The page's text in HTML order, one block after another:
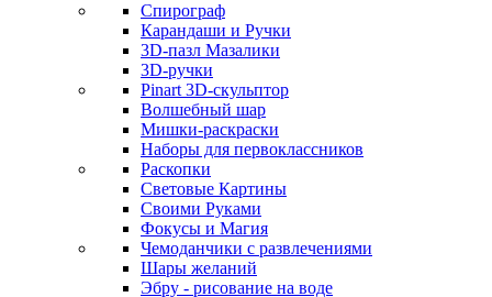
Спирограф
Карандаши и Ручки
3D-пазл Мазалики
3D-ручки
Pinart 3D-скульптор
Волшебный шар
Мишки-раскраски
Наборы для первоклассников
Раскопки
Световые Картины
Своими Руками
Фокусы и Магия
Чемоданчики с развлечениями
Шары желаний
Эбру - рисование на воде